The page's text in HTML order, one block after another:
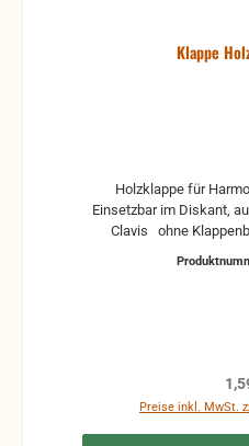
Klappe
Holzklappe für
Einsetzbar im Diskant, auch Bass
Clavis ohne Klappenbelag Gebraucht, kann
Gebrauchsspuren und
Preise inkl. MwSt.